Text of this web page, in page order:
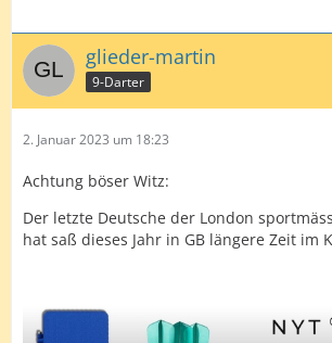
glieder-martin
9-Darter
2. Januar 2023 um 18:23
Achtung böser Witz:
Der letzte Deutsche der London
hat saß dieses Jahr in GB längere Zeit im